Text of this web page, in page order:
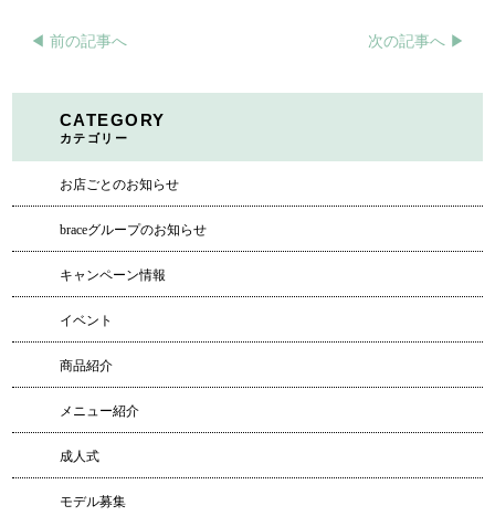
◀︎ 前の記事へ 次の記事へ ▶︎
CATEGORY
カテゴリー
お店ごとのお知らせ
braceグループのお知らせ
キャンペーン情報
イベント
商品紹介
メニュー紹介
成人式
モデル募集